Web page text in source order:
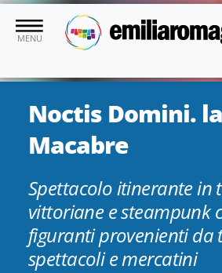
Vai al contenuto principale
MENU
Noctis Domini.
Macabre
Spettacolo itinerante in
vittoriane e steampunk
figuranti provenienti da
spettacoli e mercatini